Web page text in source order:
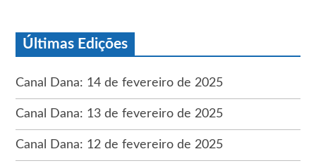
Últimas Edições
Canal Dana: 14 de fevereiro de 2025
Canal Dana: 13 de fevereiro de 2025
Canal Dana: 12 de fevereiro de 2025